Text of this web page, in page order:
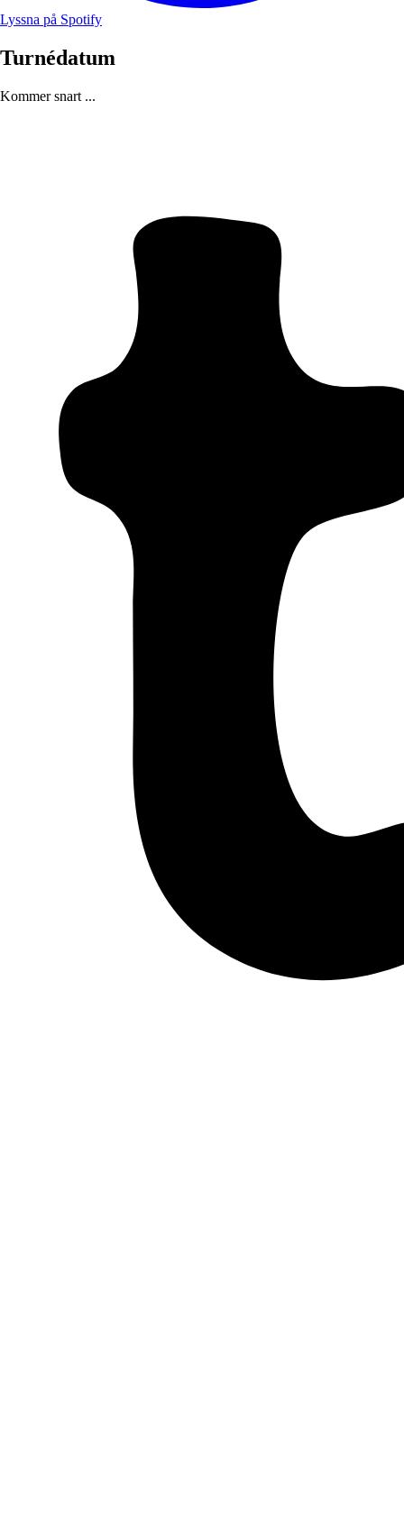
Lyssna på Spotify
Turnédatum
Kommer snart ...